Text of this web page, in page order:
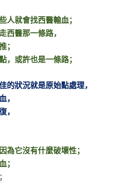
人就會找西醫輸血；
西醫那一條路，
；
，或許也是一條路；
的狀況就是原始點處理，
，
，
為它沒有什麼破壞性；
；